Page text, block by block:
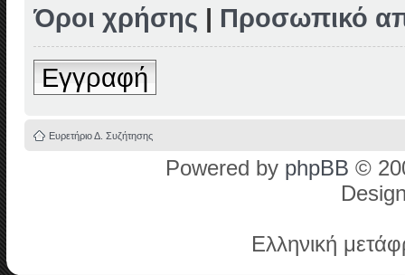
Όροι χρήσης | Προσωπικό
Εγγραφή
Ευρετήριο Δ. Συζήτησης
Powered by phpBB ©
Ελληνική